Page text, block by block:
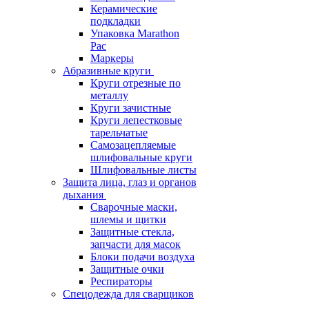
Керамические
подкладки
Упаковка Marathon
Pac
Маркеры
Абразивные круги
Круги отрезные по
металлу
Круги зачистные
Круги лепестковые
тарельчатые
Самозацепляемые
шлифовальные круги
Шлифовальные листы
Защита лица, глаз и органов
дыхания
Сварочные маски,
шлемы и щитки
Защитные стекла,
запчасти для масок
Блоки подачи воздуха
Защитные очки
Респираторы
Спецодежда для сварщиков